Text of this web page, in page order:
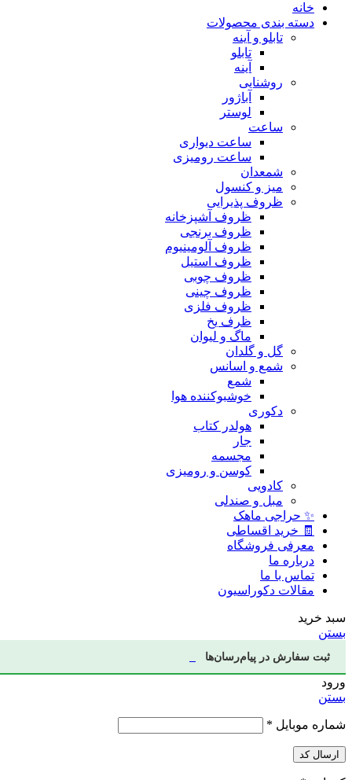
خانه
دسته بندی محصولات
تابلو و آینه
تابلو
آینه
روشنایی
آباژور
لوستر
ساعت
ساعت دیواری
ساعت رومیزی
شمعدان
میز و کنسول
ظروف پذیرایی
ظروف آشپزخانه
ظروف برنجی
ظروف آلومینیوم
ظروف استیل
ظروف چوبی
ظروف چینی
ظروف فلزی
ظرف یخ
ماگ و لیوان
گل و گلدان
شمع و اسانس
شمع
خوشبوکننده هوا
دکوری
هولدر کتاب
جار
مجسمه
کوسن و رومیزی
کادویی
مبل و صندلی
✨ حراجی ماهک
🧾 خرید اقساطی
معرفی فروشگاه
درباره ما
تماس با ما
مقالات دکوراسیون
سبد خرید
بستن
ثبت سفارش در پیام‌رسان‌ها
ورود
بستن
شماره موبایل *
ارسال کد